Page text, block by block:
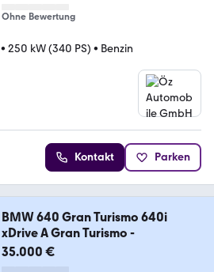
Ohne Bewertung
• 250 kW (340 PS) • Benzin
Kontakt Parken
BMW 640 Gran Turismo 640i
xDrive A Gran Turismo -
35.000 €